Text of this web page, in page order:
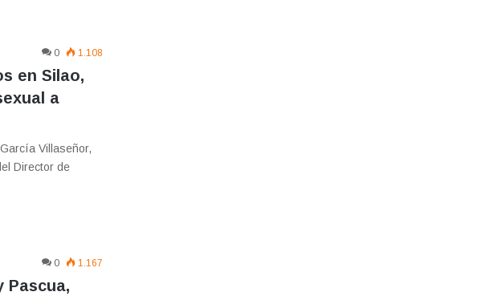
0 1.108
en Silao,
a
Villaseñor,
Director de
0 1.167
Pascua,